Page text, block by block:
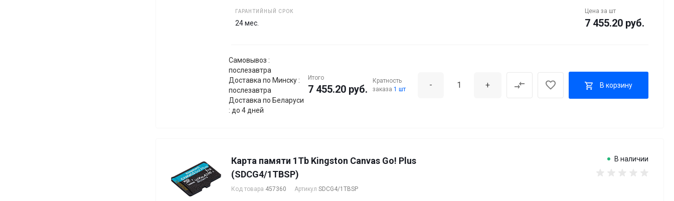
ГАРАНТИЙНЫЙ СРОК
24 мес.
Цена за шт
7 455.20 руб.
Самовывоз :
послезавтра
Доставка по Минску :
послезавтра
Доставка по Беларуси
: до 4 дней
Итого
7 455.20 руб.
Кратность
заказа 1 шт - + В корзину
Карта памяти 1Tb Kingston Canvas Go! Plus
(SDCG4/1TBSP)
Код товара 457360 Артикул SDCG4/1TBSP
В наличии